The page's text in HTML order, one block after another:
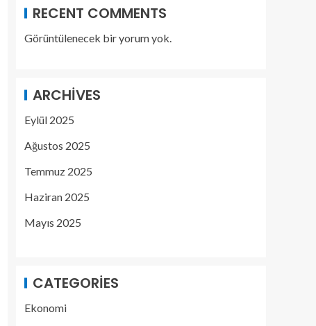
RECENT COMMENTS
Görüntülenecek bir yorum yok.
ARCHIVES
Eylül 2025
Ağustos 2025
Temmuz 2025
Haziran 2025
Mayıs 2025
CATEGORIES
Ekonomi